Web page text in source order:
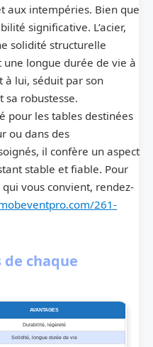
aux intempéries. Bien que
significative. L’acier,
solidité structurelle
longue durée de vie à
à lui, séduit par son
robustesse.
pour les tables destinées
ou dans des
il confère un aspect
stable et fiable. Pour
vous convient, rendez-
261-
de chaque
AVANTAGES
Durabilité, légèreté
Solidité, longue durée de vie